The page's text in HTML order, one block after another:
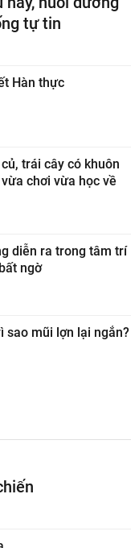
tự tin
Hàn thực
trái cây có khuôn
chơi vừa học về
diễn ra trong tâm trí
ngờ
sao mũi lợn lại ngắn?